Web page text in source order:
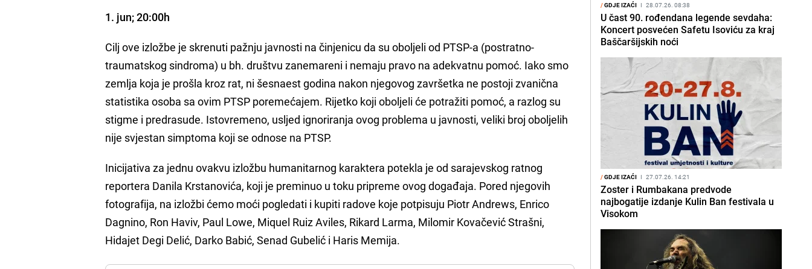
1. jun; 20:00h
Cilj ove izložbe je skrenuti pažnju javnosti na činjenicu da su oboljeli od PTSP-a (postratno-
traumatskog sindroma) u bh. društvu zanemareni i nemaju pravo na adekvatnu pomoć. Iako smo
zemlja koja je prošla kroz rat, ni šesnaest godina nakon njegovog završetka ne postoji zvanična
statistika osoba sa ovim PTSP poremećajem. Rijetko koji oboljeli će potražiti pomoć, a razlog su
stigme i predrasude. Istovremeno, usljed ignoriranja ovog problema u javnosti, veliki broj oboljelih
nije svjestan simptoma koji se odnose na PTSP.
Inicijativa za jednu ovakvu izložbu humanitarnog karaktera potekla je od sarajevskog ratnog
reportera Danila Krstanovića, koji je preminuo u toku pripreme ovog događaja. Pored njegovih
fotografija, na izložbi ćemo moći pogledati i kupiti radove koje potpisuju Piotr Andrews, Enrico
Dagnino, Ron Haviv, Paul Lowe, Miquel Ruiz Aviles, Rikard Larma, Milomir Kovačević Strašni,
Hidajet Degi Delić, Darko Babić, Senad Gubelić i Haris Memija.
/GDJE IZAĆI I 28.07.26. 08:38
U čast 90. rođendana legende sevdaha:
Koncert posvećen Safetu Isoviću za kraj
Baščaršijskih noći
/GDJE IZAĆI I 27.07.26. 14:21
Zoster i Rumbakana predvode
najbogatije izdanje Kulin Ban festivala u
Visokom